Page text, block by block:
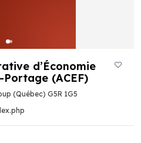
d’Économie
(ACEF)
(Québec) G5R 1G5